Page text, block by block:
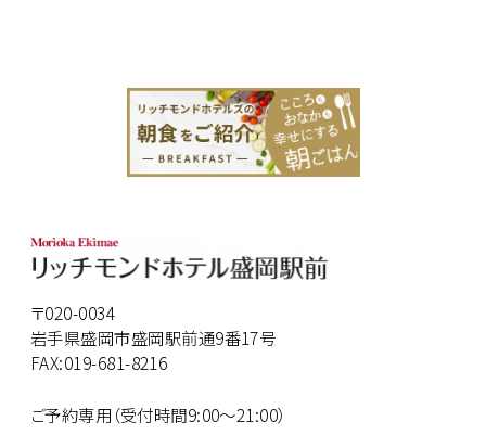
〒020-0034
岩手県盛岡市盛岡駅前通9番17号
FAX:019-681-8216
ご予約専用（受付時間9:00～21:00）